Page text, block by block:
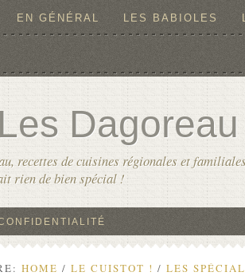
EN GÉNÉRAL LES BABIOLES
Dagoreau
recettes de cuisines régionales et
rien de bien spécial !
HOME / LE CUISTOT ! / LES